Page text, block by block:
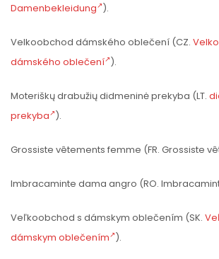
Damenbekleidung ).
Velkoobchod dámského oblečení (CZ.
dámského oblečení ).
Moteriškų drabužių didmeninė prekyba (LT.
prekyba ).
Grossiste vêtements femme (FR. Grossiste
Imbracaminte dama angro (RO.
Veľkoobchod s dámskym oblečením (SK.
dámskym oblečením ).